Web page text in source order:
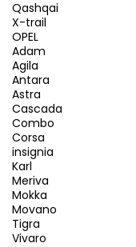
Qashqai
X-trail
OPEL
Adam
Agila
Antara
Astra
Cascada
Combo
Corsa
insignia
Karl
Meriva
Mokka
Movano
Tigra
Vivaro